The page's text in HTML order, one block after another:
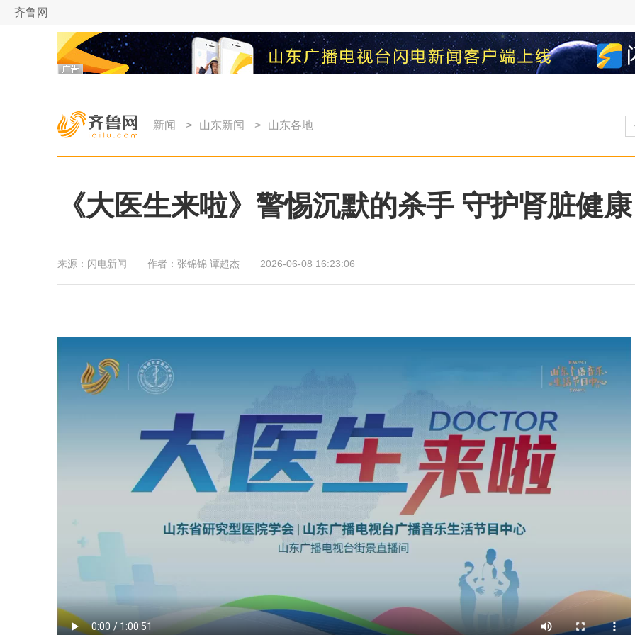
齐鲁网
新闻 > 山东新闻 > 山东各地
《大医生来啦》警惕沉默的杀手 守护肾脏健康
来源： 闪电新闻 作者： 张锦锦 谭超杰 2026-06-08 16:23:06